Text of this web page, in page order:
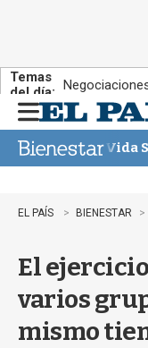
Temas
del día:
n
u
Vida
EL PAÍS BIENESTAR
El
varios
mismo